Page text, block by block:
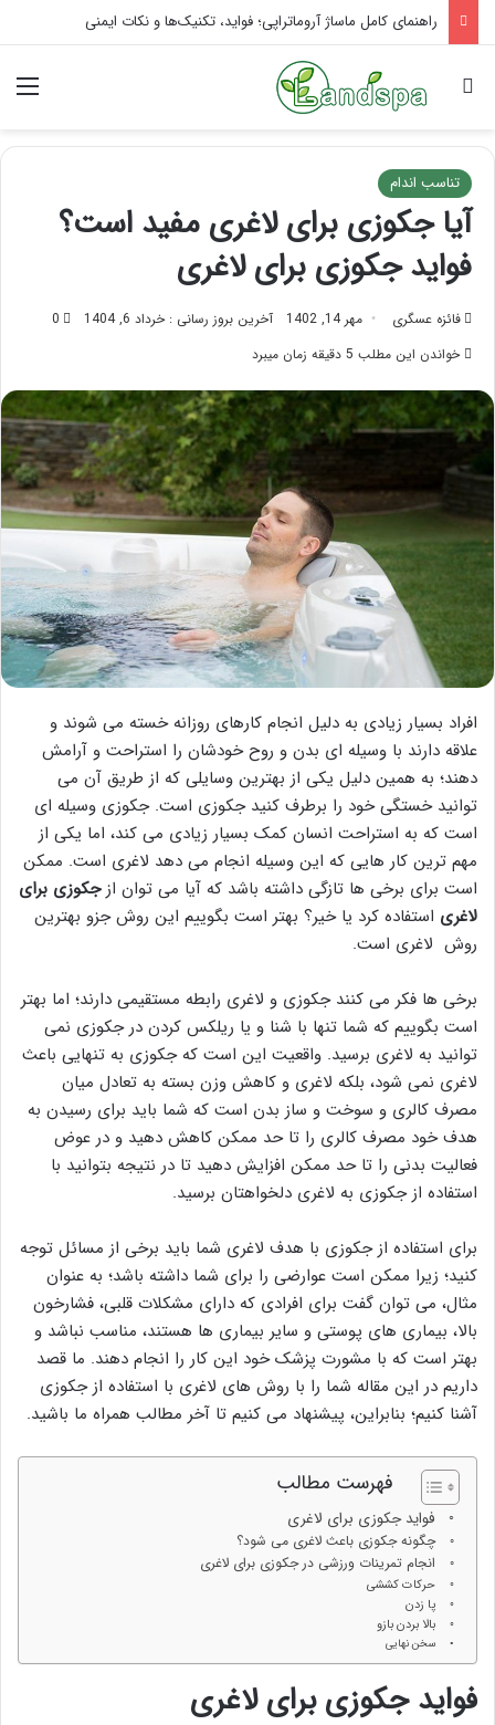
راهنمای کامل ماساژ آروماتراپی؛ فواید، تکنیک‌ها و نکات ایمنی
جستجو برای
تناسب اندام
آیا جکوزی برای لاغری مفید است؟
فواید جکوزی برای لاغری
فائزه عسگری مهر 14, 1402 آخرین بروز رسانی : خرداد 6, 1404
0
خواندن این مطلب 5 دقیقه زمان میبرد
افراد بسیار زیادی به دلیل انجام کارهای روزانه خسته می شوند و
علاقه دارند با وسیله ای بدن و روح خودشان را استراحت و آرامش
دهند؛ به همین دلیل یکی از بهترین وسایلی که از طریق آن می
توانید خستگی خود را برطرف کنید جکوزی است. جکوزی وسیله ای
است که به استراحت انسان کمک بسیار زیادی می کند، اما یکی از
مهم ترین کار هایی که این وسیله انجام می دهد لاغری است. ممکن
است برای برخی ها تازگی داشته باشد که آیا می توان ازجکوزی برای
لاغری استفاده کرد یا خیر؟ بهتر است بگوییم این روش جزو بهترین
روش لاغری است.
برخی ها فکر می کنند جکوزی و لاغری رابطه مستقیمی دارند؛ اما بهتر
است بگوییم که شما تنها با شنا و یا ریلکس کردن در جکوزی نمی
توانید به لاغری برسید. واقعیت این است که جکوزی به تنهایی باعث
لاغری نمی شود، بلکه لاغری و کاهش وزن بسته به تعادل میان
مصرف کالری و سوخت و ساز بدن است که شما باید برای رسیدن به
هدف خود مصرف کالری را تا حد ممکن کاهش دهید و در عوض
فعالیت بدنی را تا حد ممکن افزایش دهید تا در نتیجه بتوانید با
استفاده از جکوزی به لاغری دلخواهتان برسید.
برای استفاده از جکوزی با هدف لاغری شما باید برخی از مسائل توجه
کنید؛ زیرا ممکن است عوارضی را برای شما داشته باشد؛ به عنوان
مثال، می توان گفت برای افرادی که دارای مشکلات قلبی، فشارخون
بالا، بیماری های پوستی و سایر بیماری ها هستند، مناسب نباشد و
بهتر است که با مشورت پزشک خود این کار را انجام دهند. ما قصد
داریم در این مقاله شما را با روش های لاغری با استفاده از جکوزی
آشنا کنیم؛ بنابراین، پیشنهاد می کنیم تا آخر مطالب همراه ما باشید.
فهرست مطالب
فواید جکوزی برای لاغری
چگونه جکوزی باعث لاغری می شود؟
انجام تمرینات ورزشی در جکوزی برای لاغری
حرکات کششی
پا زدن
بالا بردن بازو
سخن نهایی
فواید جکوزی برای لاغری